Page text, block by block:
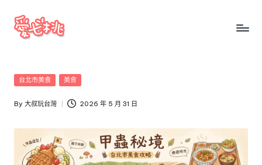
Skip
七
桃
玩
台
灣
桃
玩
台
把
Posted
台北市美食 美食
Posted
By 大叔玩台灣 2026 年 5 月 31 日